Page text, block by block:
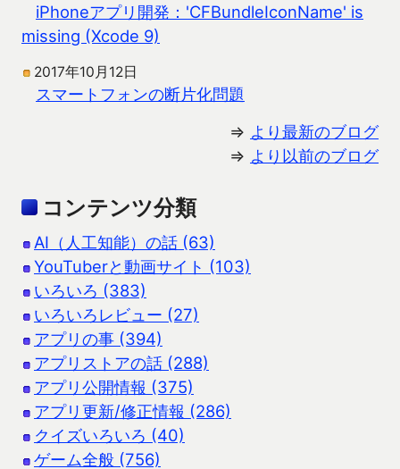
iPhoneアプリ開発：'CFBundleIconName' is
missing (Xcode 9)
2017年10月12日
スマートフォンの断片化問題
⇒ より最新のブログ
⇒ より以前のブログ
コンテンツ分類
AI（人工知能）の話 (63)
YouTuberと動画サイト (103)
いろいろ (383)
いろいろレビュー (27)
アプリの事 (394)
アプリストアの話 (288)
アプリ公開情報 (375)
アプリ更新/修正情報 (286)
クイズいろいろ (40)
ゲーム全般 (756)